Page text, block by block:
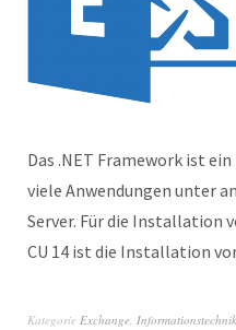
Das .NET Framework ist
viele Anwendungen unter
Server. Für die Installation
CU 14 ist die Installation
Kategorie Exchange, Informationstechnik